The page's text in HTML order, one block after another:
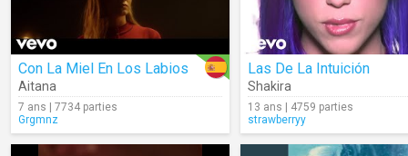
Con La Miel En Los Labios
Aitana
7 ans | 7734 parties
Grgmnz
Las De La Intuición
Shakira
13 ans | 4759 parties
strawberryy